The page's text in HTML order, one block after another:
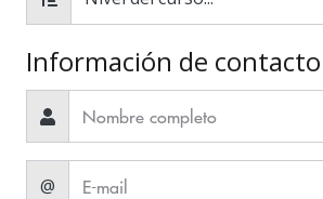
Información de contacto
@